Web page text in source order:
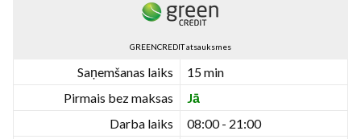
GREENCREDIT atsauksmes
Saņemšanas laiks
15 min
Pirmais bez maksas
Jā
Darba laiks
08:00 - 21:00